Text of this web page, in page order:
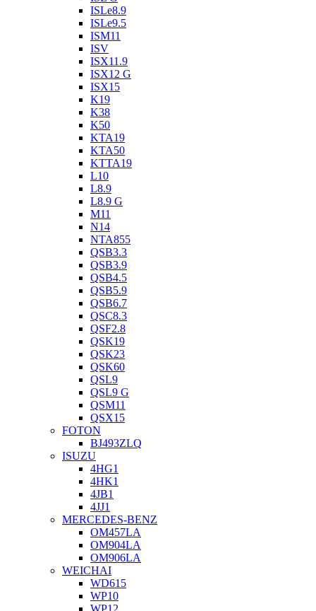
ISLe8.9
ISLe9.5
ISM11
ISV
ISX11.9
ISX12 G
ISX15
K19
K38
K50
KTA19
KTA50
KTTA19
L10
L8.9
L8.9 G
M11
N14
NTA855
QSB3.3
QSB3.9
QSB4.5
QSB5.9
QSB6.7
QSC8.3
QSF2.8
QSK19
QSK23
QSK60
QSL9
QSL9 G
QSM11
QSX15
FOTON
BJ493ZLQ
ISUZU
4HG1
4HK1
4JB1
4JJ1
MERCEDES-BENZ
OM457LA
OM904LA
OM906LA
WEICHAI
WD615
WP10